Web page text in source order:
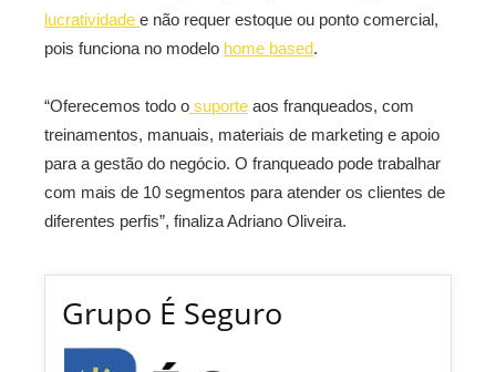
lucratividade e não requer estoque ou ponto comercial,
pois funciona no modelo home based.
“Oferecemos todo o suporte aos franqueados, com
treinamentos, manuais, materiais de marketing e apoio
para a gestão do negócio. O franqueado pode trabalhar
com mais de 10 segmentos para atender os clientes de
diferentes perfis”, finaliza Adriano Oliveira.
Grupo É Seguro